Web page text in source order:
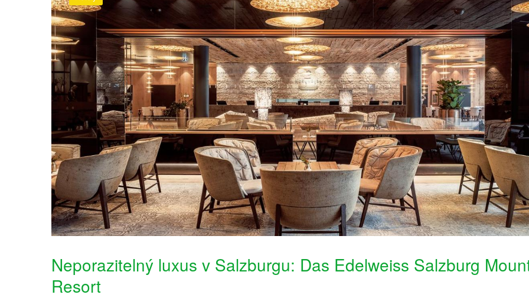
Neporazitelný luxus v Salzburgu: Das Edelweiss Salzburg
Resort